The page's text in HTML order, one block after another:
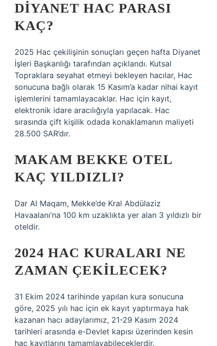
DIYANET HAC PARASI
KAÇ?
2025 Hac çekilişinin sonuçları geçen hafta Diyanet
İşleri Başkanlığı tarafından açıklandı. Kutsal
Topraklara seyahat etmeyi bekleyen hacılar, Hac
sonucuna bağlı olarak 15 Kasım’a kadar nihai kayıt
işlemlerini tamamlayacaklar. Hac için kayıt,
elektronik idare aracılığıyla yapılacak. Hac
sırasında çift kişilik odada konaklamanın maliyeti
28.500 SAR’dır.
MAKAM BEKKE OTEL
KAÇ YILDIZLI?
Dar Al Maqam, Mekke’de Kral Abdülaziz
Havaalanı’na 100 km uzaklıkta yer alan 3 yıldızlı bir
oteldir.
2024 HAC KURALARI NE
ZAMAN ÇEKILECEK?
31 Ekim 2024 tarihinde yapılan kura sonucuna
göre, 2025 yılı hac için ek kayıt yaptırmaya hak
kazanan hacı adaylarımız, 21-29 Kasım 2024
tarihleri ​​arasında e-Devlet kapısı üzerinden kesin
hac kayıtlarını tamamlayabileceklerdir.